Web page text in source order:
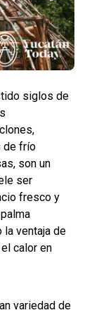
siglos de
de frío
son un
ser
fresco y
la ventaja de
calor en
variedad de